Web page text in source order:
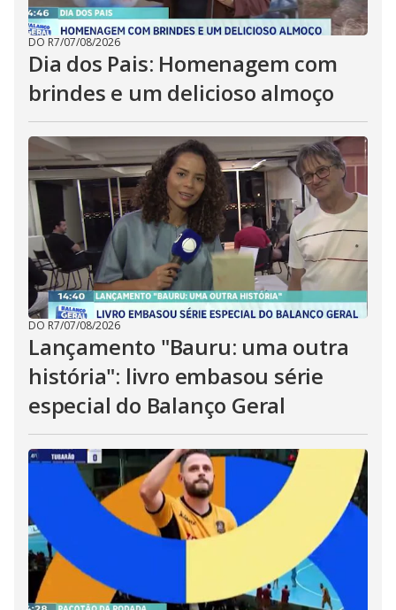
DO R7/07/08/2026
Dia dos Pais: Homenagem com
brindes e um delicioso almoço
DO R7/07/08/2026
Lançamento "Bauru: uma outra
história": livro embasou série
especial do Balanço Geral